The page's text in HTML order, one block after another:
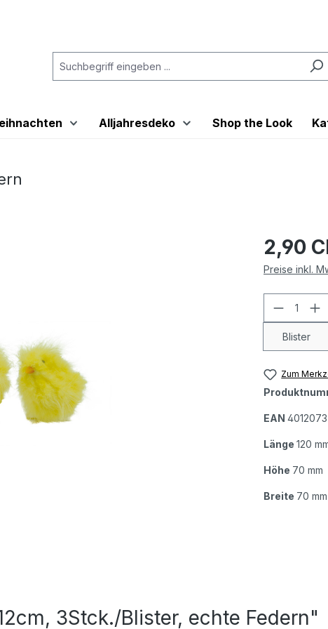
Alljahresdeko Shop the Look
2,90
Preise inkl.
Blister
Zum
EAN
Länge 120
Höhe 70 mm
Breite 70 mm
3Stck./Blister, echte Federn"